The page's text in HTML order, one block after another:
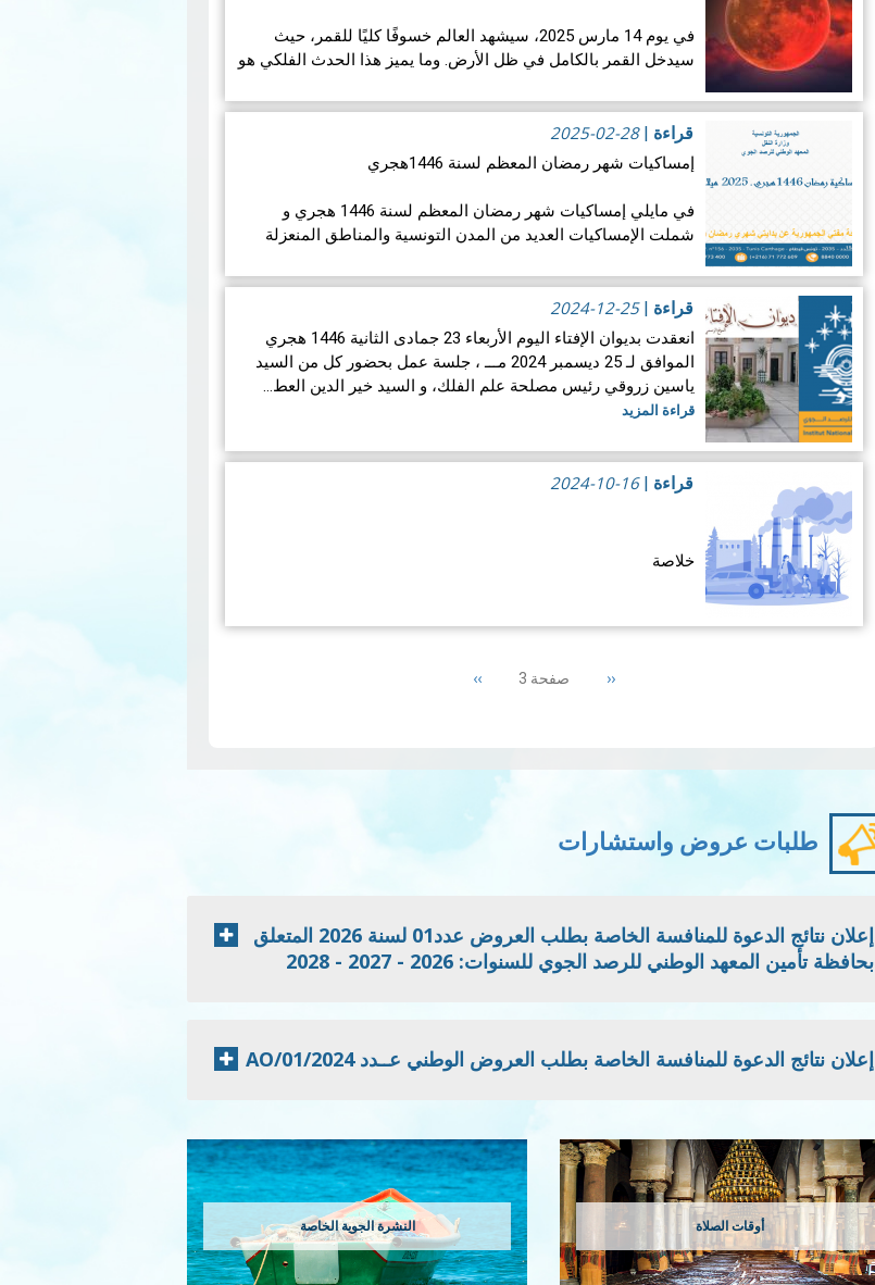
في يوم 14 مارس 2025، سيشهد العالم خسوفًا كليًا للقمر، حيث
سيدخل القمر بالكامل في ظل الأرض. وما يميز هذا الحدث الفلكي هو
قراءة |
2025-02-28
إمساكيات شهر رمضان المعظم لسنة 1446هجري
في مايلي إمساكيات شهر رمضان المعظم لسنة 1446 هجري و
شملت الإمساكيات العديد من المدن التونسية والمناطق المنعزلة
إمساكيات ولاية… قراءة المزيد
قراءة |
2024-12-25
انعقدت بديوان الإفتاء اليوم الأربعاء 23 جمادى الثانية 1446 هجري
الموافق لـ 25 ديسمبر 2024 مـــ ، جلسة عمل بحضور كل من السيد
ياسين زروقي رئيس مصلحة علم الفلك، و السيد خير الدين العط…
قراءة المزيد
قراءة |
2024-10-16
خلاصة
والبحري بإصدار تقرير إلكتروني شهري يعرض تركيزات الملوثات
Previous
‹‹ صفحة 3 Next
››
طلبات عروض واستشارات
إعلان نتائج الدعوة للمنافسة الخاصة بطلب العروض عدد01 لسنة 2026 المتعلق
بحافظة تأمين المعهد الوطني للرصد الجوي للسنوات: 2026 - 2027 - 2028
إعلان نتائج الدعوة للمنافسة الخاصة بطلب العروض الوطني عــدد 2024/AO/01
النشرة الجوية الخاصة أوقات الصلاة